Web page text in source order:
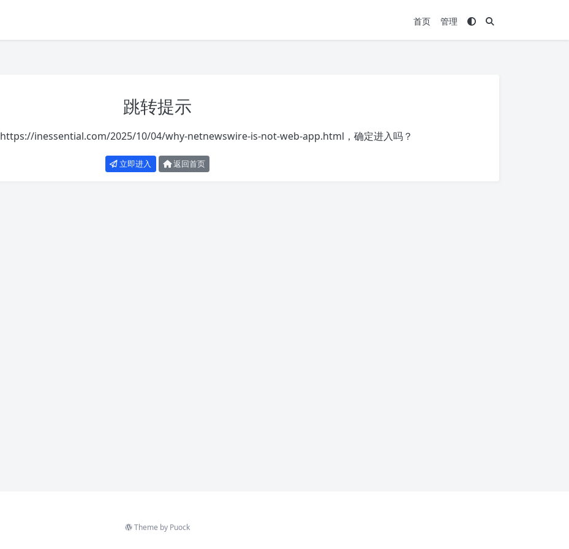
首页 管理
跳转提示
https://inessential.com/2025/10/04/why-netnewswire-is-not-web-app.html ，确定进入吗？
立即进入 返回首页
Theme by Puock